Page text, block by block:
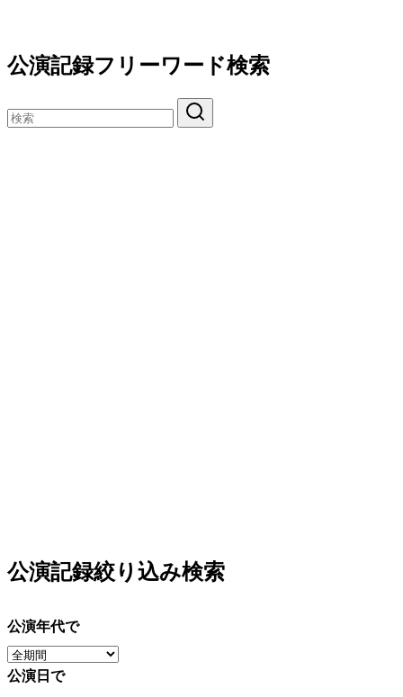
公演記録フリーワード検索
公演記録絞り込み検索
公演年代で
公演日で